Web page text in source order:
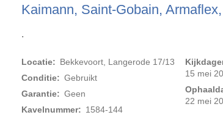
Kaimann, Saint-Gobain,
.
Locatie: Bekkevoort, Langerode 17/13
Conditie: Gebruikt
Garantie: Geen
Kavelnummer: 1584-144
15 mei
22 mei